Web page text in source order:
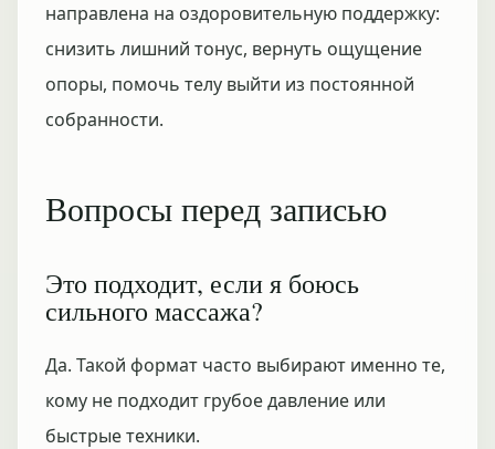
направлена на оздоровительную поддержку:
снизить лишний тонус, вернуть ощущение
опоры, помочь телу выйти из постоянной
собранности.
Вопросы перед записью
Это подходит, если я боюсь
сильного массажа?
Да. Такой формат часто выбирают именно те,
кому не подходит грубое давление или
быстрые техники.